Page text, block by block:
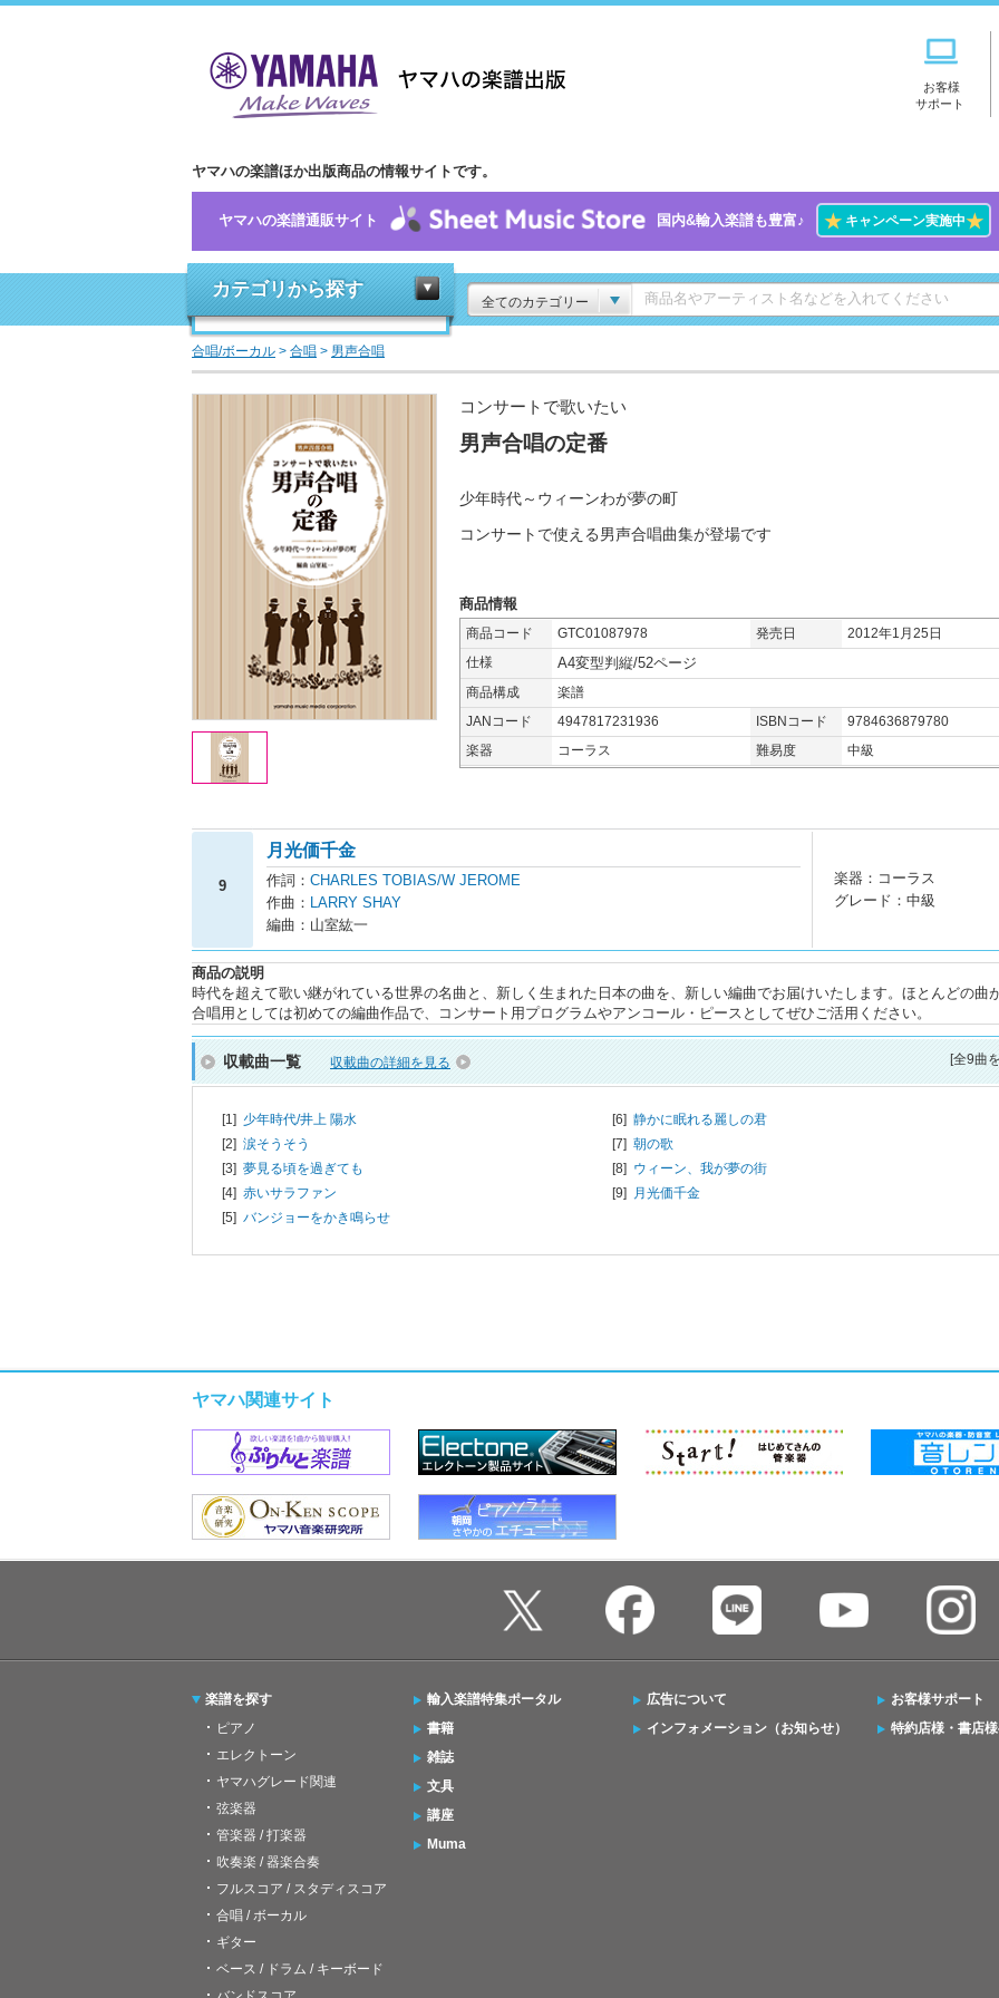
お客様
サポート
ヤマハの楽譜ほか出版商品の情報サイトです。
ヤマハの楽譜通販サイト 国内&輸入楽譜も豊富♪ ★キャンペーン実施中★
カテゴリから探す
全てのカテゴリー
合唱/ボーカル > 合唱 > 男声合唱
コンサートで歌いたい
男声合唱の定番
少年時代～ウィーンわが夢の町
コンサートで使える男声合唱曲集が登場です
商品情報
商品コード GTC01087978 発売日
2012年1月25日
仕様
A4変型判縦/52ページ
商品構成
楽譜
JANコード
4947817231936 ISBNコード
9784636879780
楽器
コーラス 難易度 中級
9
月光価千金
作詞： CHARLES TOBIAS/W JEROME
作曲：
LARRY SHAY
編曲：山室紘一
楽器：コーラス
グレード：中級
商品の説明
時代を超えて歌い継がれている世界の名曲と、新しく生まれた日本の曲を、新しい編曲でお届けいたします。ほとんどの曲
合唱用としては初めての編曲作品で、コンサート用プログラムやアンコール・ピースとしてぜひご活用ください。
収載曲一覧 収載曲の詳細を見る [全9曲
[1] 少年時代/井上 陽水
[2] 涙そうそう
[3] 夢見る頃を過ぎても
[4] 赤いサラファン
[5] バンジョーをかき鳴らせ
[6] 静かに眠れる麗しの君
[7] 朝の歌
[8] ウィーン、我が夢の街
[9] 月光価千金
ヤマハ関連サイト
楽譜を探す
ピアノ
エレクトーン
ヤマハグレード関連
弦楽器
管楽器 / 打楽器
吹奏楽 / 器楽合奏
フルスコア / スタディスコア
合唱 / ボーカル
ギター
ベース / ドラム / キーボード
輸入楽譜特集ポータル
書籍
雑誌
文具
講座
Muma
広告について
インフォメーション（お知らせ）
お客様サポート
特約店様・書店